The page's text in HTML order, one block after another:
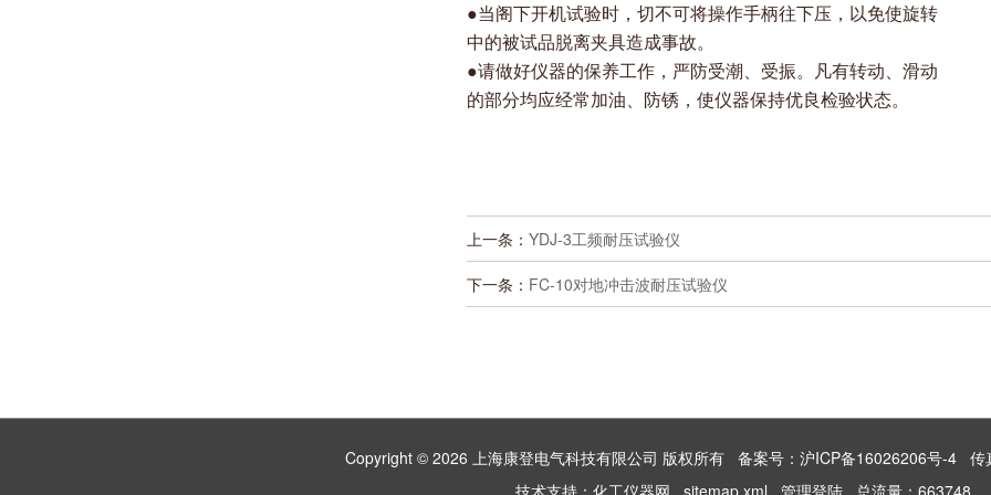
●当阁下开机试验时，切不可将操作手柄往下压，以免使旋转
中的被试品脱离夹具造成事故。
●请做好仪器的保养工作，严防受潮、受振。凡有转动、滑动
的部分均应经常加油、防锈，使仪器保持优良检验状态。
上一条： YDJ-3工频耐压试验仪
下一条： FC-10对地冲击波耐压试验仪
Copyright © 2026 上海康登电气科技有限公司 版权所有 备案号：沪ICP备16026206号-4传
技术支持： 化工仪器网 sitemap.xml 管理登陆 总流量：663748